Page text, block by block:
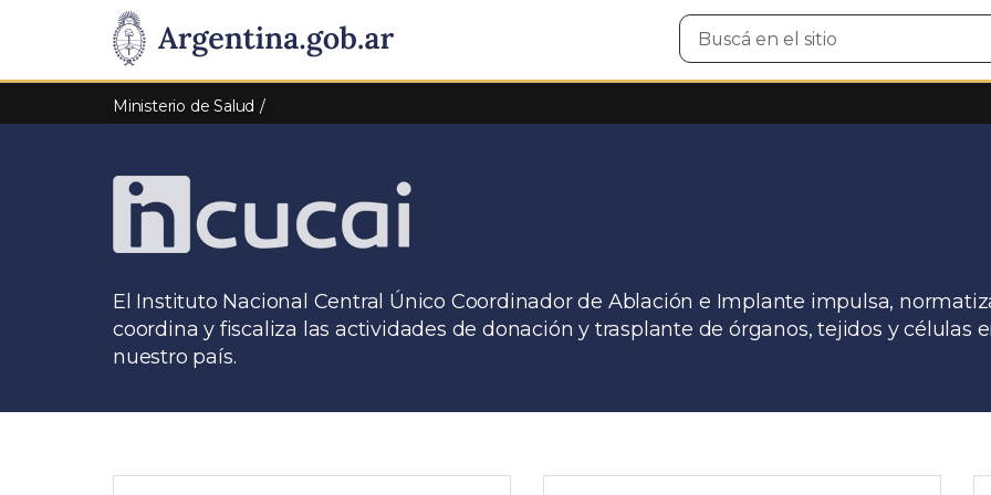
Presidencia
de
Pasar al contenido principal
Buscar
en
Ministerio de Salud
El Instituto Nacional Central Único Coordinador de Ablación e Implante impulsa,
coordina y fiscaliza las actividades de donación y trasplante de órganos, tejidos y células
nuestro país.